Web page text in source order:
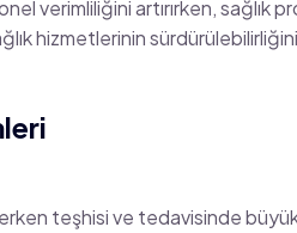
verimliliğini artırırken, sağlık
hizmetlerinin sürdürülebilirliğini
teşhisi ve tedavisinde